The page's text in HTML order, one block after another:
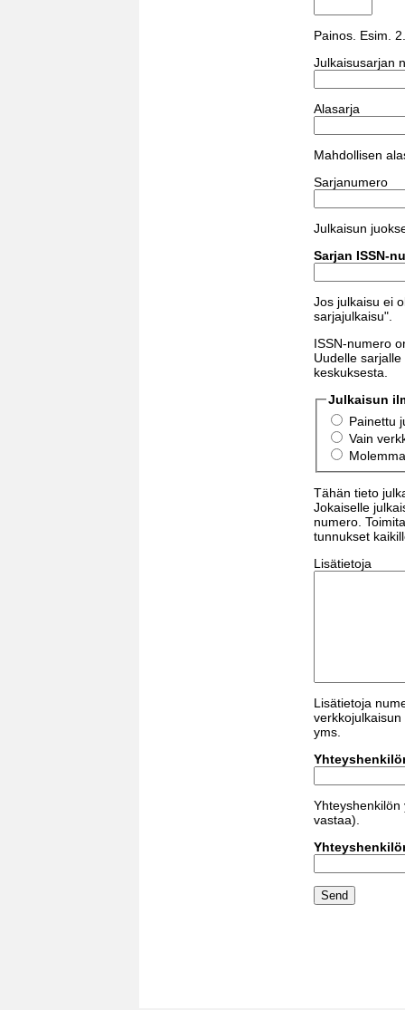
Painos. Esim.
Julkaisusarjan
Alasarja
Mahdollisen
Sarjanumero
Julkaisun
Sarjan ISSN-
Jos julkaisu ei
sarjajulkaisu".
ISSN-numero
Uudelle
keskuksesta.
Julkaisun
Painettu
Vain
Tähän tieto
Jokaiselle
numero.
tunnukset
Lisätietoja
Lisätietoja
yms.
Yhteyshenkilön
vastaa).